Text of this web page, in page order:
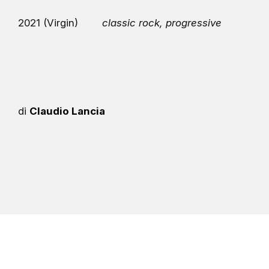
2021 (Virgin) classic rock, progressive
di Claudio Lancia